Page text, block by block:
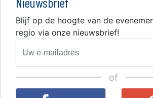
Blijf op de hoogte van de
regio via onze nieuwsbrief!
of